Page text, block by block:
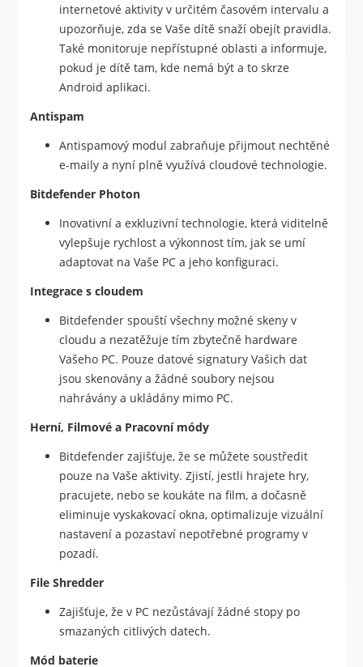
internetové aktivity v určitém časovém intervalu a
upozorňuje, zda se Vaše dítě snaží obejít pravidla.
Také monitoruje nepřístupné oblasti a informuje,
pokud je dítě tam, kde nemá být a to skrze
Android aplikaci.
Antispam
Antispamový modul zabraňuje přijmout nechtěné
e-maily a nyní plně využívá cloudové technologie.
Bitdefender Photon
Inovativní a exkluzivní technologie, která viditelně
vylepšuje rychlost a výkonnost tím, jak se umí
adaptovat na Vaše PC a jeho konfiguraci.
Integrace s cloudem
Bitdefender spouští všechny možné skeny v
cloudu a nezatěžuje tím zbytečně hardware
Vašeho PC. Pouze datové signatury Vašich dat
jsou skenovány a žádné soubory nejsou
nahrávány a ukládány mimo PC.
Herní, Filmové a Pracovní módy
Bitdefender zajišťuje, že se můžete soustředit
pouze na Vaše aktivity. Zjistí, jestli hrajete hry,
pracujete, nebo se koukáte na film, a dočasně
eliminuje vyskakovací okna, optimalizuje vizuální
nastavení a pozastaví nepotřebné programy v
pozadí.
File Shredder
Zajišťuje, že v PC nezůstávají žádné stopy po
smazaných citlivých datech.
Mód baterie